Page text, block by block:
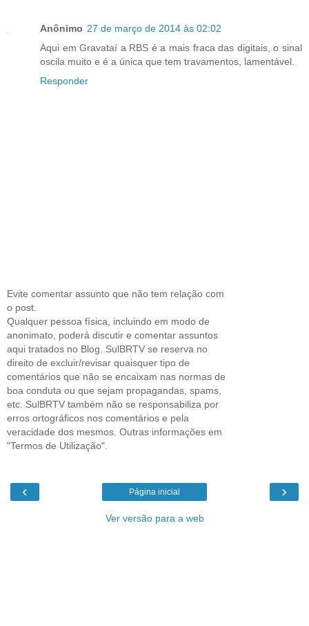
Anônimo 27 de março de 2014 às 02:02
Aqui em Gravataí a RBS é a mais fraca das digitais, o sinal
oscila muito e é a única que tem travamentos, lamentável.
Responder
Evite comentar assunto que não tem relação com
o post.
Qualquer pessoa física, incluindo em modo de
anonimato, poderá discutir e comentar assuntos
aqui tratados no Blog. SulBRTV se reserva no
direito de excluir/revisar quaisquer tipo de
comentários que não se encaixam nas normas de
boa conduta ou que sejam propagandas, spams,
etc. SulBRTV também não se responsabiliza por
erros ortográficos nos comentários e pela
veracidade dos mesmos. Outras informações em
"Termos de Utilização".
‹ ›
Página inicial
Ver versão para a web